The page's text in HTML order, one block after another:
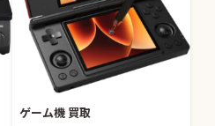
ゲーム機 買取